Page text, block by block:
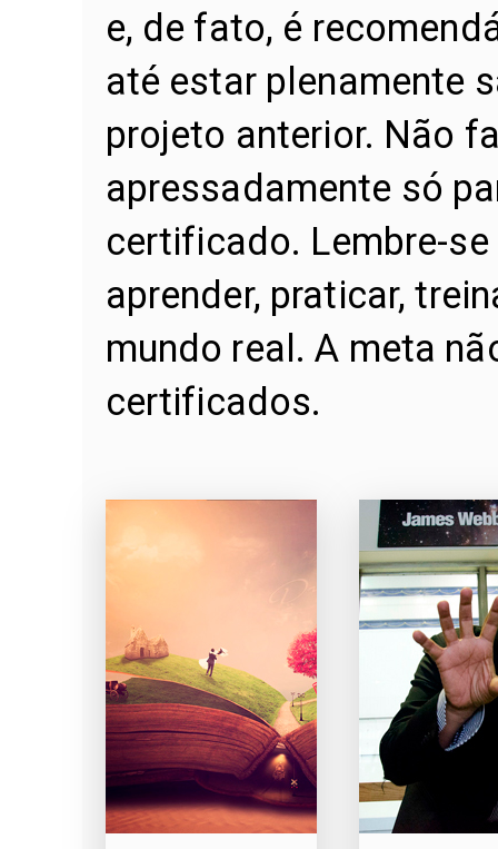
e, de fato, é
até estar plenamente
projeto anterior. Não
apressadamente só
certificado. Lembre-
aprender, praticar,
mundo real. A meta
certificados.